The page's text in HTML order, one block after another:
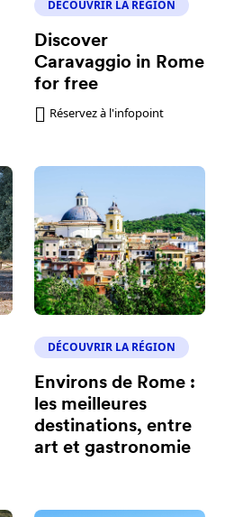
DÉCOUVRIR LA RÉGION
Discover
Caravaggio in Rome
for free
Réservez à l'infopoint
DÉCOUVRIR LA RÉGION
Environs de Rome :
les meilleures
destinations, entre
art et gastronomie